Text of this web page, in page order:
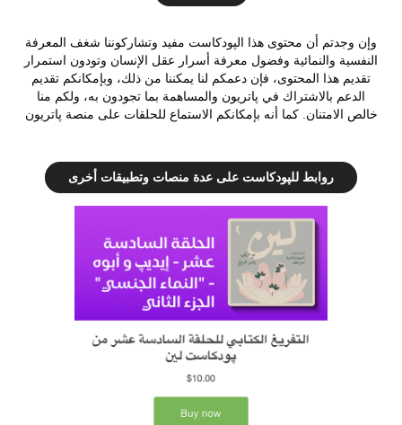
وإن وجدتم أن محتوى هذا الپودكاست مفيد وتشاركوننا شغف المعرفة
النفسية والنمائية وفضول معرفة أسرار عقل الإنسان وتودون استمرار
تقديم هذا المحتوى، فإن دعمكم لنا يمكننا من ذلك، وبإمكانكم تقديم
الدعم بالاشتراك في پاتريون والمساهمة بما تجودون به، ولكم منا
خالص الامتنان. كما أنه بإمكانكم الاستماع للحلقات على منصة پاتريون
روابط للپودكاست على عدة منصات وتطبيقات أخرى